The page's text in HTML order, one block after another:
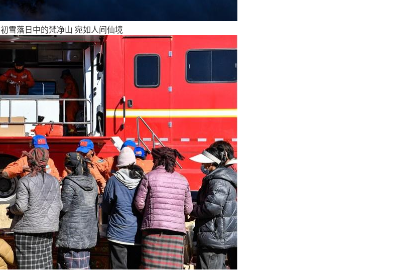
初雪落日中的梵净山 宛如人间仙境